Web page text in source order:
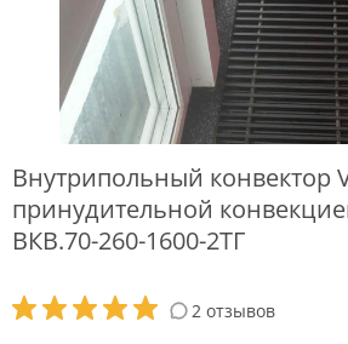
Внутрипольный конвектор
принудительной
ВКВ.70-260-1600-2ТГ
2 отзывов